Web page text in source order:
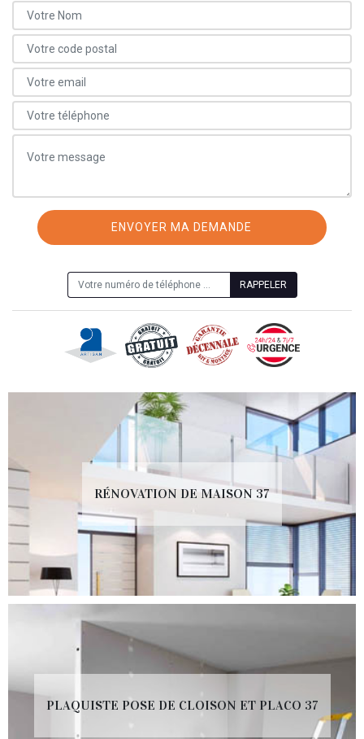
RÉNOVATION DE MAISON 37
PLAQUISTE POSE DE CLOISON ET PLACO 37